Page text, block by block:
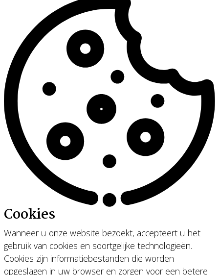
Cookies
Wanneer u onze website bezoekt, accepteert u het
gebruik van cookies en soortgelijke technologieën.
Cookies zijn informatiebestanden die worden
opgeslagen in uw browser en zorgen voor een betere